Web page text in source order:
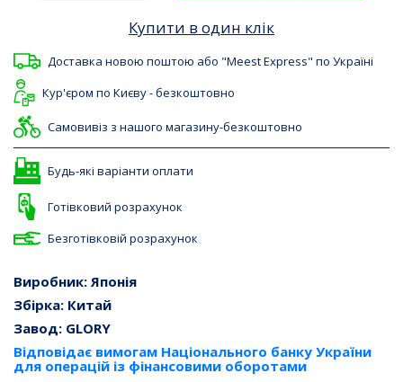
Купити в один клік
Доставка новою поштою або "Meest Express" по Україні
Кур'єром по Києву - безкоштовно
Самовивіз з нашого магазину-безкоштовно
Будь-які варіанти оплати
Готівковий розрахунок
Безготівковій розрахунок
Виробник: Японія
Збірка: Китай
Завод: GLORY
Відповідає вимогам Національного банку України
для операцій із фінансовими оборотами